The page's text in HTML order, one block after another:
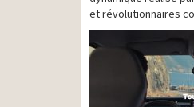
et révolutionnaires